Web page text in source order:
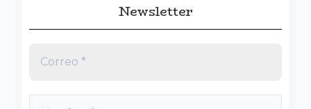
Newsletter